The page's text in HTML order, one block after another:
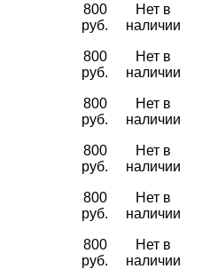
800
руб.
Нет в
наличии
800
руб.
Нет в
наличии
800
руб.
Нет в
наличии
800
руб.
Нет в
наличии
800
руб.
Нет в
наличии
800
руб.
Нет в
наличии